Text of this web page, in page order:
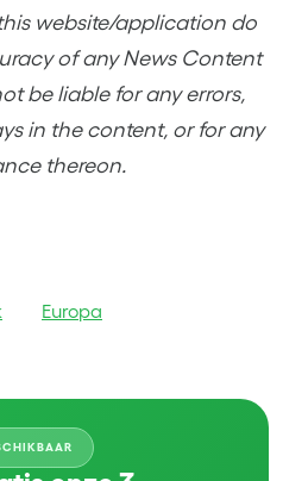
website/application do
of any News Content
be liable for any errors,
in the content, or for any
thereon.
Europa